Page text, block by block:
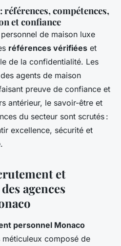
compétences,
et confiance
de maison luxe
références vérifiées et
de la confidentialité. Les
agents de maison
preuve de confiance et
antérieur, le savoir-être et
du secteur sont scrutés :
excellence, sécurité et
et
agences
personnel Monaco
composé de